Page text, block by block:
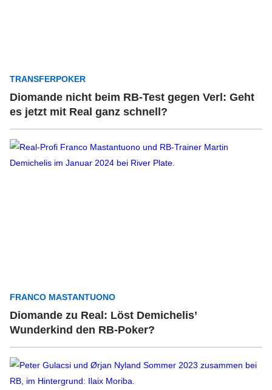
TRANSFERPOKER
Diomande nicht beim RB-Test gegen Verl: Geht
es jetzt mit Real ganz schnell?
FRANCO MASTANTUONO
Diomande zu Real: Löst Demichelis’
Wunderkind den RB-Poker?